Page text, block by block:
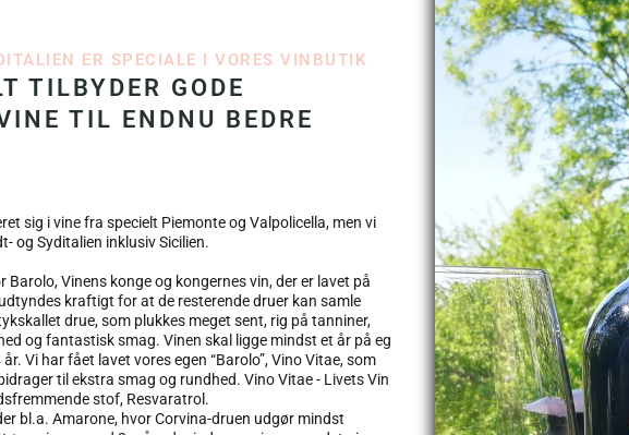
ER SPECIALE I VORES VINBUTIK
TILBYDER GODE
TIL ENDNU BEDRE
sig i vine fra specielt Piemonte og Valpolicella, men vi
og Syditalien inklusiv Sicilien.
Barolo, Vinens konge og kongernes vin, der er lavet på
kraftigt for at de resterende druer kan samle
drue, som plukkes meget sent, rig på tanniner,
og fantastisk smag. Vinen skal ligge mindst et år på eg
Vi har fået lavet vores egen “Barolo”, Vino Vitae, som
til ekstra smag og rundhed. Vino Vitae - Livets Vin
stof, Resvaratrol.
bl.a. Amarone, hvor Corvina-druen udgør mindst